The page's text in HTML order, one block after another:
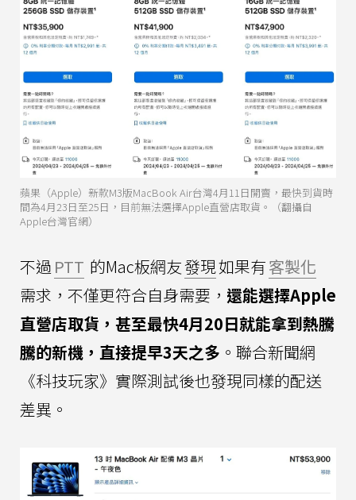
蘋果（Apple）新款M3版MacBook Air台灣4月11日開賣，最快到貨時
間為4月23日至25日，目前無法選擇Apple直營店取貨。（翻攝自
Apple台灣官網）
不過 PTT 的Mac板網友發現如果有客製化
需求，不僅更符合自身需要， 還能選擇Apple
直營店取貨，甚至最快4月20日就能拿到熱騰
騰的新機，直接提早3天之多 。聯合新聞網
《科技玩家》實際測試後也發現同樣的配送
差異。